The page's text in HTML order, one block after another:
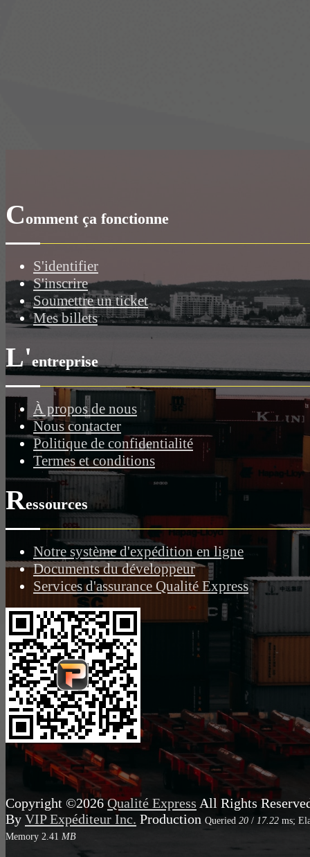
Comment ça fonctionne
S'identifier
S'inscrire
Soumettre un ticket
Mes billets
L'entreprise
À propos de nous
Nous contacter
Politique de confidentialité
Termes et conditions
Ressources
Notre système d'expédition en ligne
Documents du développeur
Services d'assurance Qualité Express
Copyright ©2026Qualité Express All Rights
By VIP Expéditeur Inc. Production Queried 20 / 17.22 ms;
Memory 2.41 MB